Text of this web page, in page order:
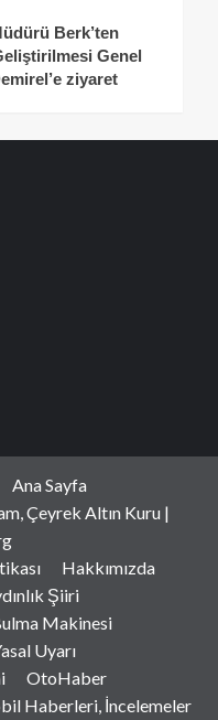
Berk’ten
Genel
ziyaret
Ana Sayfa
Çeyrek Altın Kuru |
Hakkımızda
Şiiri
Makinesi
Uyarı
OtoHaber
Haberleri, İncelemeler